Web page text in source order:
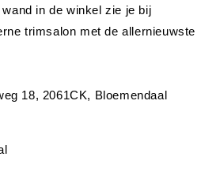
in de winkel zie je bij
trimsalon met de allernieuwste
18, 2061CK, Bloemendaal